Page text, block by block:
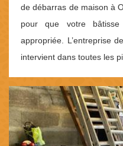
de débarras de maison à
pour que votre
appropriée. L’entreprise
intervient dans toutes les